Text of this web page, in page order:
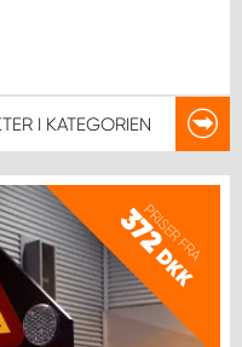
I KATEGORIEN
PRISER FRA
372
DKK